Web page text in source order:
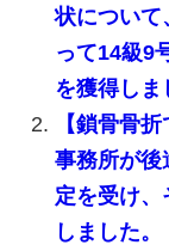
状について
って14級9
を獲得しま
【鎖骨骨
事務所が後
定を受け
しました。